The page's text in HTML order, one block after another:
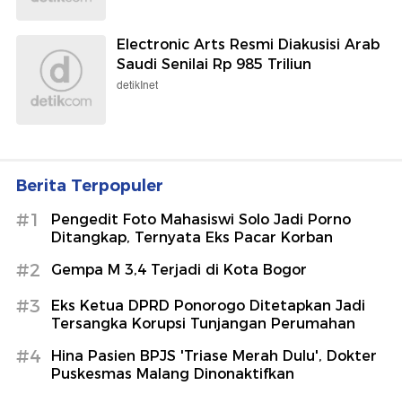
Electronic Arts Resmi Diakusisi Arab
Saudi Senilai Rp 985 Triliun
detikInet
Berita Terpopuler
#1
Pengedit Foto Mahasiswi Solo Jadi Porno
Ditangkap, Ternyata Eks Pacar Korban
#2 Gempa M 3,4 Terjadi di Kota Bogor
#3
Eks Ketua DPRD Ponorogo Ditetapkan Jadi
Tersangka Korupsi Tunjangan Perumahan
#4
Hina Pasien BPJS 'Triase Merah Dulu', Dokter
Puskesmas Malang Dinonaktifkan